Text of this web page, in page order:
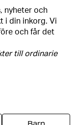
nyheter och
i din inkorg. Vi
och får det
till ordinarie